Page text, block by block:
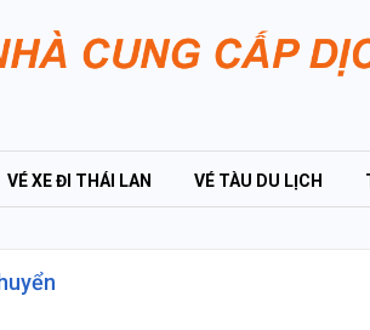
VÉ XE ĐI THÁI LAN VÉ TÀU DU LỊCH